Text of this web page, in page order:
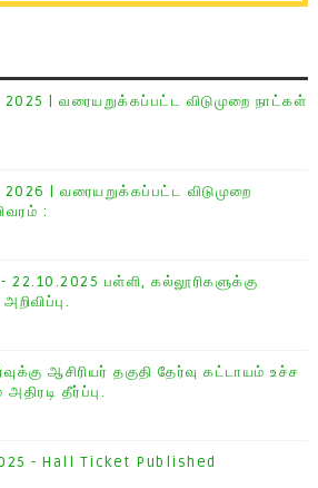
2025 | வரையறுக்கப்பட்ட விடுமுறை நாட்கள்
2026 | வரையறுக்கப்பட்ட விடுமுறை
:
பள்ளி, கல்லூரிகளுக்கு
ஆசிரியர் தகுதி தேர்வு கட்டாயம் உச்ச
தீர்ப்பு.
- Hall Ticket Published